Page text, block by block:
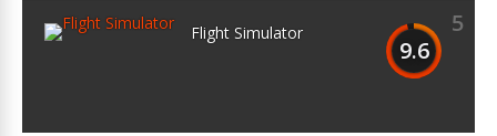
5
9.6
Flight Simulator